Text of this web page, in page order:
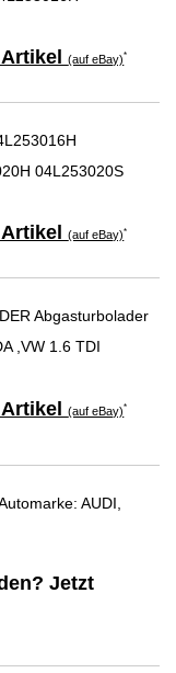
Artikel(auf eBay)*
04L253020S
Artikel(auf eBay)*
Abgasturbolader
,VW 1.6 TDI
Artikel(auf eBay)*
AUDI,
Jetzt